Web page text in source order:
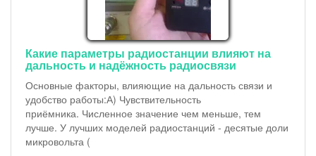
Какие параметры радиостанции влияют на
дальность и надёжность радиосвязи
Основные факторы, влияющие на дальность связи и
удобство работы:А) Чувствительность
приёмника. Численное значение чем меньше, тем
лучше. У лучших моделей радиостанций - десятые доли
микровольта (